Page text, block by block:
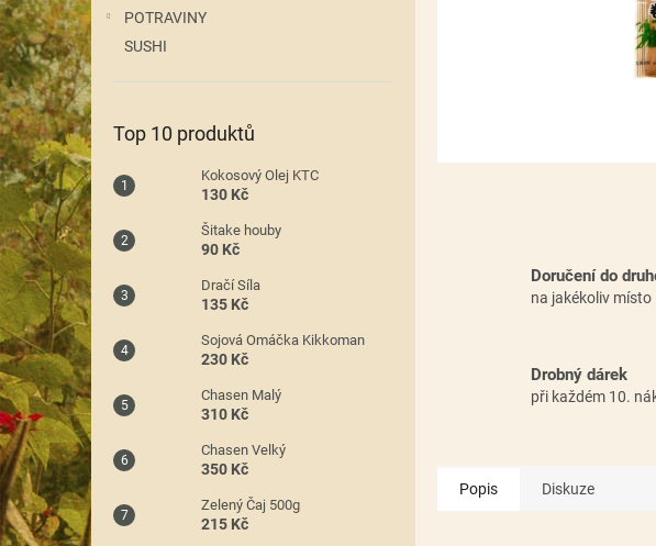
n
e
l
POTRAVINY
SUSHI
Top 10 produktů
Kokosový Olej KTC
130 Kč
Šitake houby
90 Kč
Dračí Síla
135 Kč
Sojová Omáčka Kikkoman
230 Kč
Chasen Malý
310 Kč
Chasen Velký
350 Kč
Zelený Čaj 500g
215 Kč
Doručení do
na jakékoliv místo
Drobný dárek
při každém 10.
Popis Diskuze